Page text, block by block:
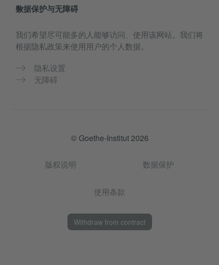
数据保护与无障碍
我们希望尽可能多的人能够访问、使用该网站。我们将
根据隐私政策来使用用户的个人数据。
隐私设置
无障碍
© Goethe-Institut 2026
版权说明 数据保护
使用条款
Withdraw from contract